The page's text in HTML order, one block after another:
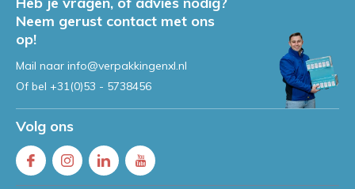
Neem gerust contact met ons
op!
Mail naar info@verpakkingenxl.nl
Of bel +31(0)53 - 5738456
Volg ons